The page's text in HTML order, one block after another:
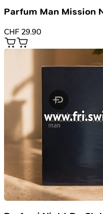
Parfum Man Mission
CHF 29.90